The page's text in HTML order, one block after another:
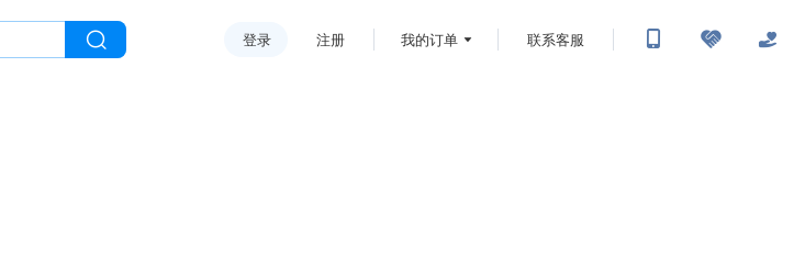
登录 注册 我的订单 联系客服